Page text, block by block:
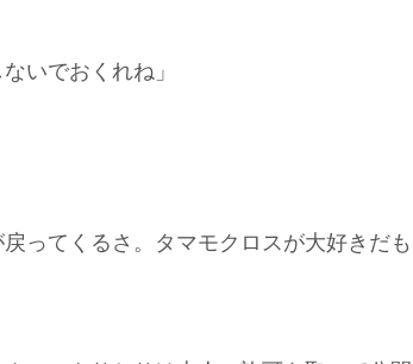
いでおくれね」
ってくるさ。タマモクロスが大好きだも